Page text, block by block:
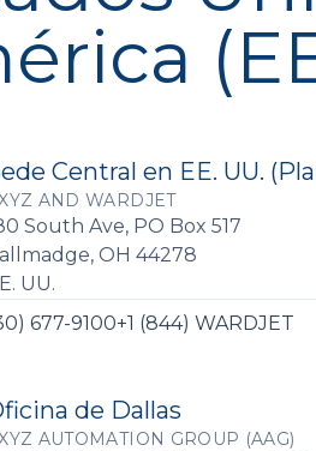
Central en EE. UU.
AND WARDJET
South Ave, PO Box 517
OH 44278
UU.
677-9100+1 (844) WARDJET
de Dallas
AUTOMATION GROUP (AAG)